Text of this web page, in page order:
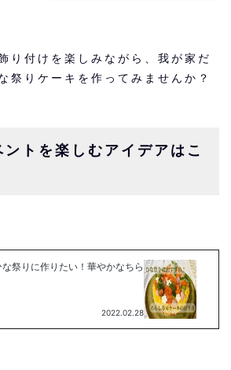
り付けを楽しみながら、我が家だ
祭りケーキを作ってみませんか？
トを楽しむアイデアはこ